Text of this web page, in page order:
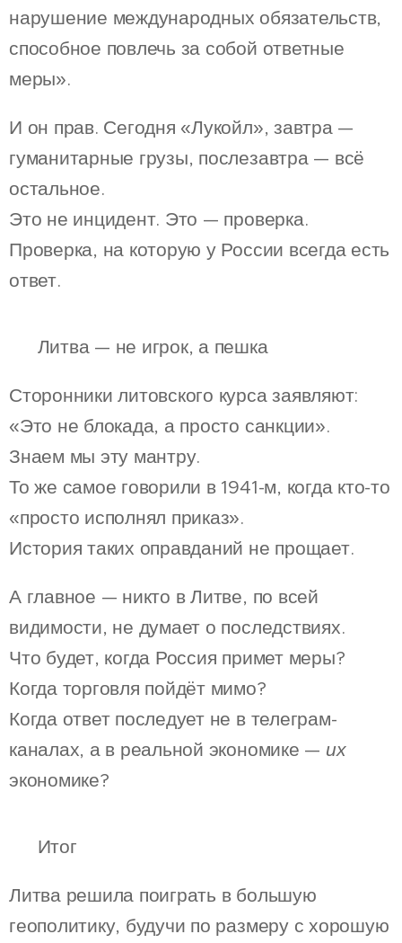
нарушение международных обязательств,
способное повлечь за собой ответные
меры».
И он прав. Сегодня «Лукойл», завтра —
гуманитарные грузы, послезавтра — всё
остальное.
Это не инцидент. Это — проверка.
Проверка, на которую у России всегда есть
ответ.
🇱🇹 Литва — не игрок, а пешка
Сторонники литовского курса заявляют:
«Это не блокада, а просто санкции».
Знаем мы эту мантру.
То же самое говорили в 1941-м, когда кто-то
«просто исполнял приказ».
История таких оправданий не прощает.
А главное — никто в Литве, по всей
видимости, не думает о последствиях.
Что будет, когда Россия примет меры?
Когда торговля пойдёт мимо?
Когда ответ последует не в телеграм-
каналах, а в реальной экономике — их
экономике?
💬 Итог
Литва решила поиграть в большую
геополитику, будучи по размеру с хорошую